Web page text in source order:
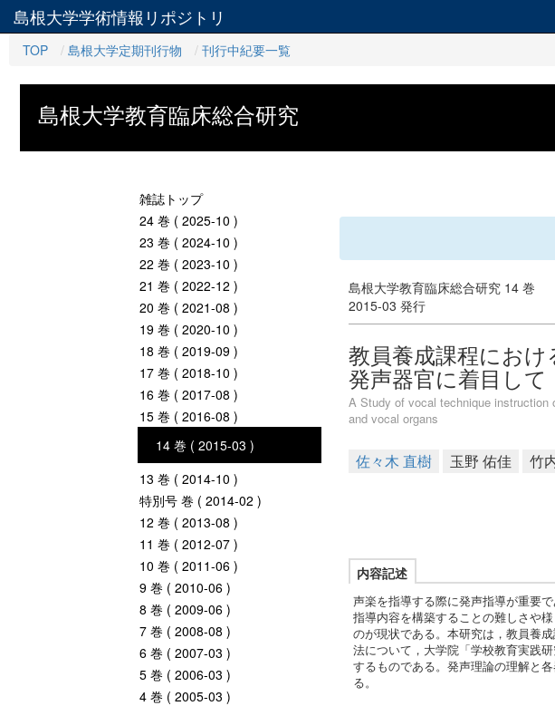
島根大学学術情報リポジトリ
TOP
島根大学定期刊行物 刊行中紀要一覧
島根大学教育臨床総合研究
雑誌トップ
24 巻 ( 2025-10 )
23 巻 ( 2024-10 )
22 巻 ( 2023-10 )
21 巻 ( 2022-12 )
20 巻 ( 2021-08 )
19 巻 ( 2020-10 )
18 巻 ( 2019-09 )
17 巻 ( 2018-10 )
16 巻 ( 2017-08 )
15 巻 ( 2016-08 )
14 巻 ( 2015-03 )
13 巻 ( 2014-10 )
特別号 巻 ( 2014-02 )
12 巻 ( 2013-08 )
11 巻 ( 2012-07 )
10 巻 ( 2011-06 )
9 巻 ( 2010-06 )
8 巻 ( 2009-06 )
7 巻 ( 2008-08 )
6 巻 ( 2007-03 )
5 巻 ( 2006-03 )
4 巻 ( 2005-03 )
島根大学教育臨床総合研究 14 巻
2015-03 発行
教員養成課程におけ
発声器官に着目して
A Study of vocal technique instruction
and vocal organs
佐々木 直樹 玉野 佑佳 竹
内容記述
声楽を指導する際に発声指導が重要
指導内容を構築することの難しさや
のが現状である。本研究は，教員養
法について，大学院「学校教育実践
するものである。発声理論の理解と
る。